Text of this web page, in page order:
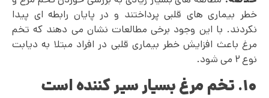
خطر بیماری‌ های قلبی پرداختند و در پایان رابطه ای پیدا
نکردند. با این وجود برخی مطالعات نشان می‌ دهند که تخم
مرغ باعث افزایش خطر بیماری قلبی در افراد مبتلا به دیابت
نوع ۲ می شود.
۱۰. تخم مرغ بسیار سیر کننده است